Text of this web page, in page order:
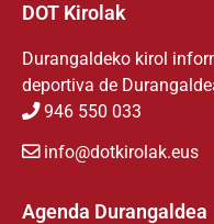
DOT Kirolak
Durangaldeko kirol
deportiva de
946 550 033
info@dotkirolak.eus
Agenda Durangaldea